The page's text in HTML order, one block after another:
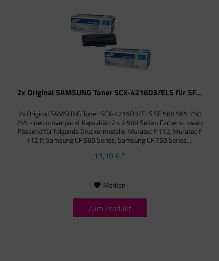
2x Original SAMSUNG Toner SCX-4216D3/ELS für SF...
2x Original SAMSUNG Toner SCX-4216D3/ELS SF 560 565 750
755 - neu umverpackt Kapazität: 2 x 2.500 Seiten Farbe: schwarz
Passend für folgende Druckermodelle: Muratec F 112, Muratec F
112 P, Samsung CF 560 Series, Samsung CF 750 Series,...
13,10 € *
Merken
Zum Produkt